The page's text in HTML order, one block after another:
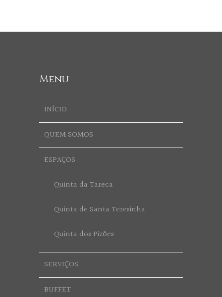
Menu
INÍCIO
QUEM SOMOS
ESPAÇOS
Quinta da Tareca
Quinta de Santa Teresinha
Quinta dos Pizões
SERVIÇOS
BUFFET